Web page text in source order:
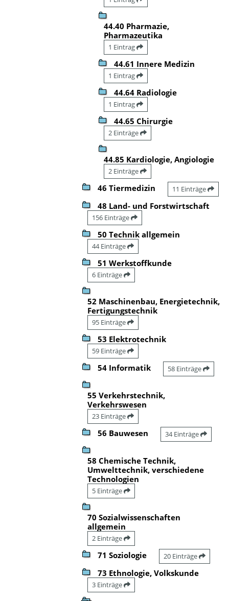
44.40 Pharmazie,
Pharmazeutika
1 Eintrag
44.61 Innere Medizin
1 Eintrag
44.64 Radiologie
1 Eintrag
44.65 Chirurgie
2 Einträge
44.85 Kardiologie, Angiologie
2 Einträge
46 Tiermedizin 11 Einträge
48 Land- und Forstwirtschaft
156 Einträge
50 Technik allgemein
44 Einträge
51 Werkstoffkunde
6 Einträge
52 Maschinenbau, Energietechnik,
Fertigungstechnik
95 Einträge
53 Elektrotechnik
59 Einträge
54 Informatik 58 Einträge
55 Verkehrstechnik,
Verkehrswesen
23 Einträge
56 Bauwesen 34 Einträge
58 Chemische Technik,
Umwelttechnik, verschiedene
Technologien
5 Einträge
70 Sozialwissenschaften
allgemein
2 Einträge
71 Soziologie 20 Einträge
73 Ethnologie, Volkskunde
3 Einträge